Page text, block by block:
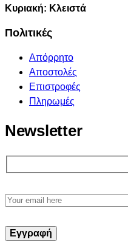
Κυριακή: Κλειστά
Πολιτικές
Απόρρητο
Αποστολές
Επιστροφές
Πληρωμές
Newsletter